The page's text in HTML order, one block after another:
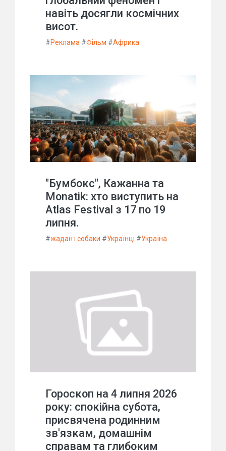
навіть досягли космічних
висот.
#Реклама #Фільм #Африка
"Бумбокс", Кажанна та
Monatik: хто виступить на
Atlas Festival з 17 по 19
липня.
#жадан і собаки #Українці #Україна
Гороскоп на 4 липня 2026
року: спокійна субота,
присвячена родинним
зв'язкам, домашнім
справам та глибоким